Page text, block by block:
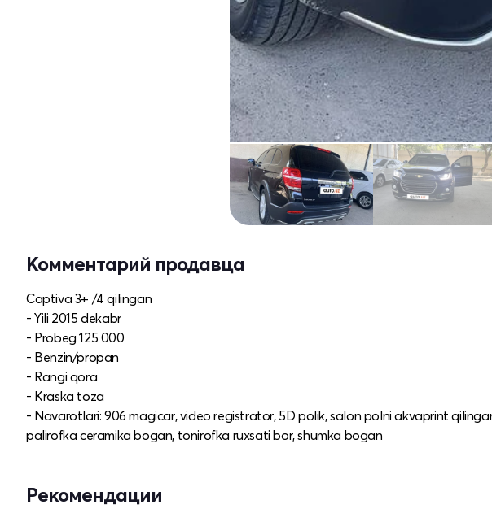
Комментарий продавца
Captiva 3+ /4 qilingan
- Yili 2015 dekabr
- Probeg 125 000
- Benzin/propan
- Rangi qora
- Kraska toza
- Navarotlari: 906 magicar, video registrator, 5D polik, salon polni akvaprint
palirofka ceramika bogan, tonirofka ruxsati bor, shumka bogan
Рекомендации